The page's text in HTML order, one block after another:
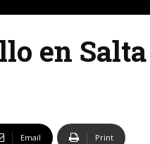
en Salta
Email Print